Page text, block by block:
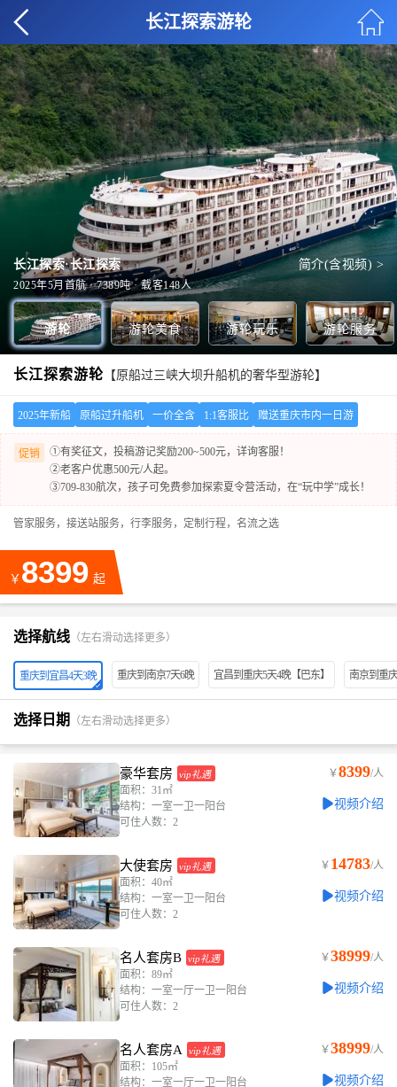
长江探索游轮
长江探索·长江探索 简介(含视频) >
2025年5月首航 · 7389吨 · 载客148人
王朝餐厅 全部美食 >
健身房
会议室
上甲板
游轮 游轮美食 游轮玩乐 游轮服务
长江探索游轮 【原船过三峡大坝升船机的奢华型游轮】
2025年新船 原船过升船机 一价全含 1:1客服比 赠送重庆市内一日游
促销
①有奖征文，投稿游记奖励200~500元，详询客服！
②老客户优惠500元/人起。
③709-830航次，孩子可免费参加探索夏令营活动，在“玩中学”成长！
管家服务，接送站服务，行李服务，定制行程，名流之选
￥ 8399 起
选择航线 （左右滑动选择更多）
重庆到宜昌4天3晚 重庆到南京7天6晚 宜昌到重庆5天4晚【巴东】 南京到重
选择日期 （左右滑动选择更多）
豪华套房 vip礼遇
面积：31㎡
结构：一室一卫一阳台
可住人数：2
￥8399/人
视频介绍
大使套房 vip礼遇
面积：40㎡
结构：一室一卫一阳台
可住人数：2
￥ 14783/人
视频介绍
名人套房B vip礼遇
面积：89㎡
结构：一室一厅一卫一阳台
可住人数：2
￥38999/人
视频介绍
名人套房A vip礼遇
面积：105㎡
结构：一室一厅一卫一阳台
￥38999/人
视频介绍